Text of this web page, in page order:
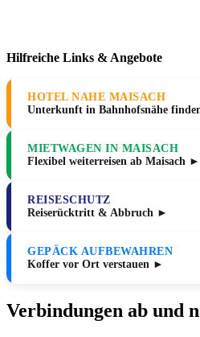
Hilfreiche Links & Angebote
HOTEL NAHE MAISACH
Unterkunft in Bahnhofsnähe
MIETWAGEN IN MAISACH
Flexibel weiterreisen ab Maisach ►
REISESCHUTZ
Reiserücktritt & Abbruch ►
GEPÄCK AUFBEWAHREN
Koffer vor Ort verstauen ►
Verbindungen ab und